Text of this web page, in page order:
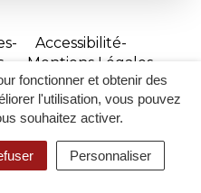
fonctionner et obtenir des
l'utilisation, vous pouvez
souhaitez activer.
Personnaliser
ACCESSIBILITÉ
Accessibilité
Mentions Légales